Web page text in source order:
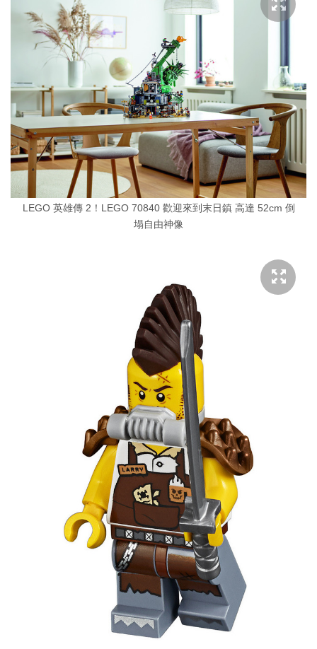
LEGO 英雄傳 2！LEGO 70840 歡迎來到末日鎮 高達 52cm 倒
塌自由神像